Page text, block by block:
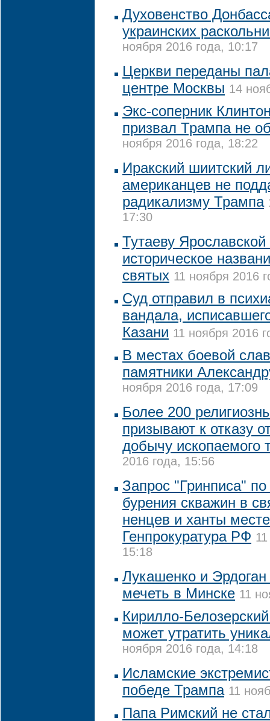
Духовенство
украинских
ноября 2016 года, 10:17
Церкви переданы
центре Москвы 14
Экс-соперник
призвал Трампа не
ноября 2016 года, 18:22
Иракский шиитский
американцев не
радикализму Трампа
17:30
Тутаеву
историческое
святых 11 ноября 2016
Суд отправил в
вандала,
Казани 11 ноября 2016
В местах боевой
памятники
ноября 2016 года, 17:09
Более 200
призывают к отказу
добычу ископаемого
2016 года, 15:56
Запрос "Гринписа"
бурения скважин в
ненцев и ханты
Генпрокуратура РФ
15:18
Лукашенко и
мечеть в Минске 11
Кирилло-
может утратить
ноября 2016 года, 14:18
Исламские
победе Трампа 11
Папа Римский не